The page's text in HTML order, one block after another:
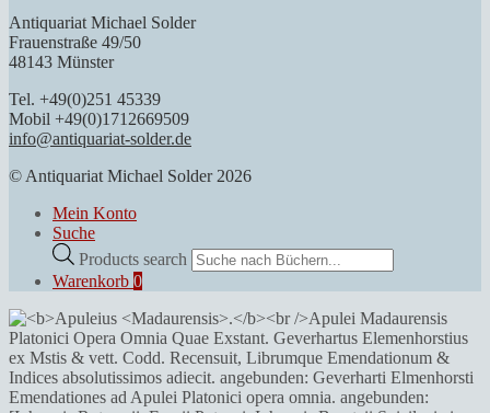
Antiquariat Michael Solder
Frauenstraße 49/50
48143 Münster
Tel. +49(0)251 45339
Mobil +49(0)1712669509
info@antiquariat-solder.de
© Antiquariat Michael Solder 2026
Mein Konto
Suche
Products search
Warenkorb 0